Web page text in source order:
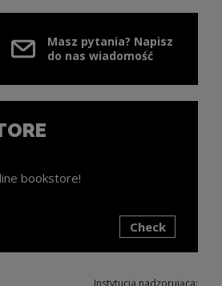
Masz pytania? Napisz
do nas wiadomość
bookstore!
Check